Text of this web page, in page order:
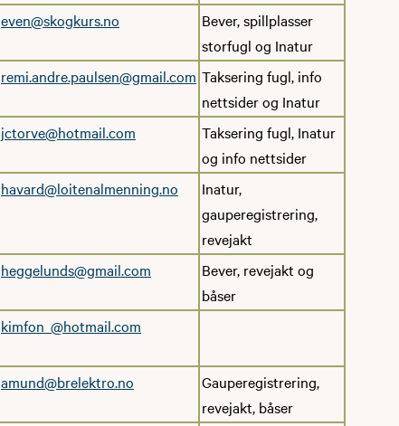
even@skogkurs.no
Bever, spillplasser
storfugl og Inatur
remi.andre.paulsen@gmail.com Taksering fugl, info
nettsider og Inatur
jctorve@hotmail.com
Taksering fugl, Inatur
og info nettsider
havard@loitenalmenning.no
Inatur,
gauperegistrering,
revejakt
heggelunds@gmail.com
Bever, revejakt og
båser
kimfon_@hotmail.com
amund@brelektro.no
Gauperegistrering,
revejakt, båser